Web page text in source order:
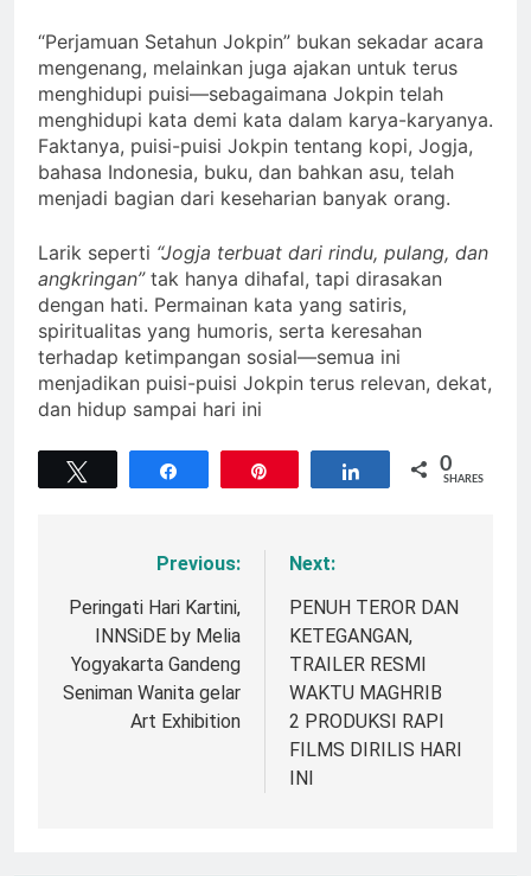
“Perjamuan Setahun Jokpin” bukan sekadar acara
mengenang, melainkan juga ajakan untuk terus
menghidupi puisi—sebagaimana Jokpin telah
menghidupi kata demi kata dalam karya-karyanya.
Faktanya, puisi-puisi Jokpin tentang kopi, Jogja,
bahasa Indonesia, buku, dan bahkan asu, telah
menjadi bagian dari keseharian banyak orang.
Larik seperti “Jogja terbuat dari rindu, pulang, dan
angkringan”tak hanya dihafal, tapi dirasakan
dengan hati. Permainan kata yang satiris,
spiritualitas yang humoris, serta keresahan
terhadap ketimpangan sosial—semua ini
menjadikan puisi-puisi Jokpin terus relevan, dekat,
dan hidup sampai hari ini
Share 0
SHARES
Navigasi
pos
Previous:
Peringati Hari Kartini,
INNSiDE by Melia
Yogyakarta Gandeng
Seniman Wanita gelar
Art Exhibition
Next:
PENUH TEROR DAN
KETEGANGAN,
TRAILER RESMI
WAKTU MAGHRIB
2 PRODUKSI RAPI
FILMS DIRILIS HARI
INI